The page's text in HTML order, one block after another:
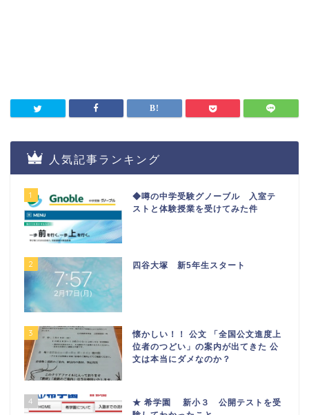
人気記事ランキング
1
◆噂の中学受験グノーブル 入室テ
ストと体験授業を受けてみた件
2 四谷大塚 新5年生スタート
3
懐かしい！！ 公文 「全国公文進度上
位者のつどい」の案内が出てきた 公
文は本当にダメなのか？
4
★ 希学園 新小３ 公開テストを受